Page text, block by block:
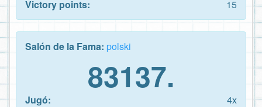
Victory points:
15
Salón de la Fama: polski
83137.
Jugó:
4x